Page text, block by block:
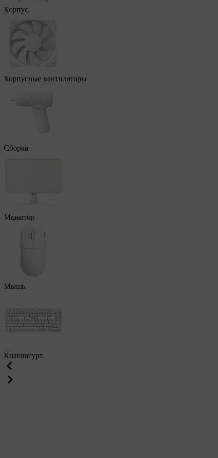
Корпус
Корпусные вентиляторы
Сборка
Монитор
Мышь
Клавиатура